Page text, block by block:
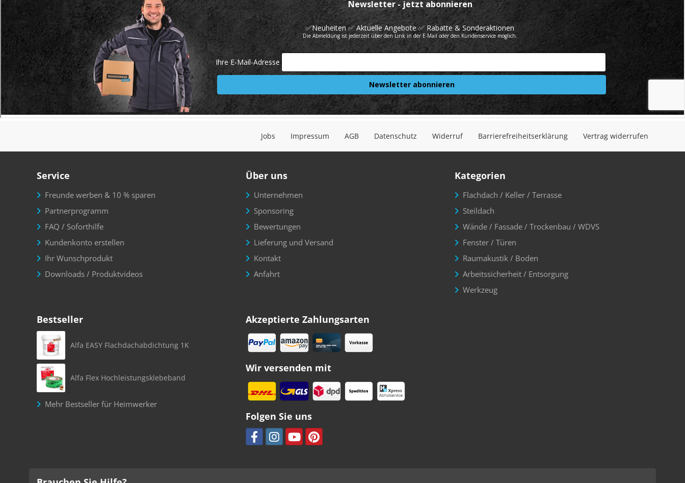
Jobs Impressum AGB Datenschutz Widerruf Barrierefreiheitserklärung Vertrag widerrufen
Service
Freunde werben & 10 % sparen
Partnerprogramm
FAQ / Soforthilfe
Kundenkonto erstellen
Ihr Wunschprodukt
Downloads / Produktvideos
Über uns
Unternehmen
Sponsoring
Bewertungen
Lieferung und Versand
Kontakt
Anfahrt
Kategorien
Flachdach / Keller / Terrasse
Steildach
Wände / Fassade / Trockenbau / WDVS
Fenster / Türen
Raumakustik / Boden
Arbeitssicherheit / Entsorgung
Werkzeug
Bestseller
Alfa EASY Flachdachabdichtung 1K
Alfa Flex Hochleistungsklebeband
Mehr Bestseller für Heimwerker
Akzeptierte Zahlungsarten
Wir versenden mit
Folgen Sie uns